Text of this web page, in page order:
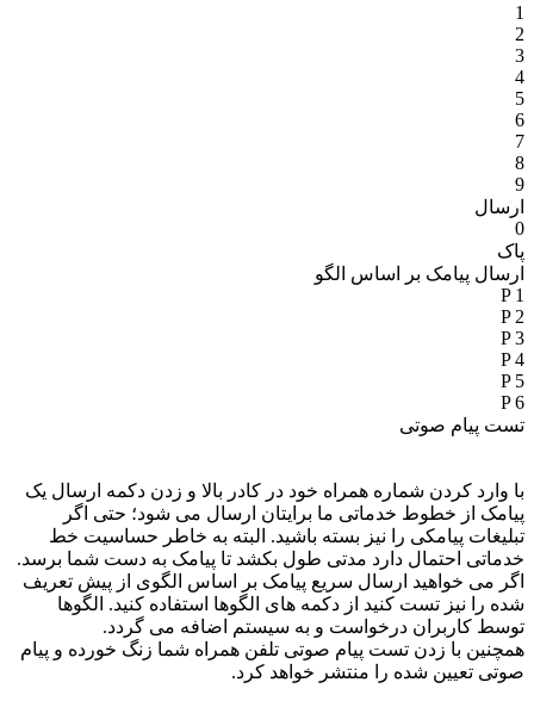
1
2
3
4
5
6
7
8
9
ارسال
0
پاک
ارسال پیامک بر اساس الگو
P 1
P 2
P 3
P 4
P 5
P 6
تست پیام صوتی
با وارد کردن شماره همراه خود در کادر بالا و زدن دکمه ارسال یک
پیامک از خطوط خدماتی ما برایتان ارسال می شود؛ حتی اگر
تبلیغات پیامکی را نیز بسته باشید. البته به خاطر حساسیت خط
خدماتی احتمال دارد مدتی طول بکشد تا پیامک به دست شما برسد.
اگر می خواهید ارسال سریع پیامک بر اساس الگوی از پیش تعریف
شده را نیز تست کنید از دکمه های الگوها استفاده کنید. الگوها
توسط کاربران درخواست و به سیستم اضافه می گردد.
همچنین با زدن تست پیام صوتی تلفن همراه شما زنگ خورده و پیام
صوتی تعیین شده را منتشر خواهد کرد.